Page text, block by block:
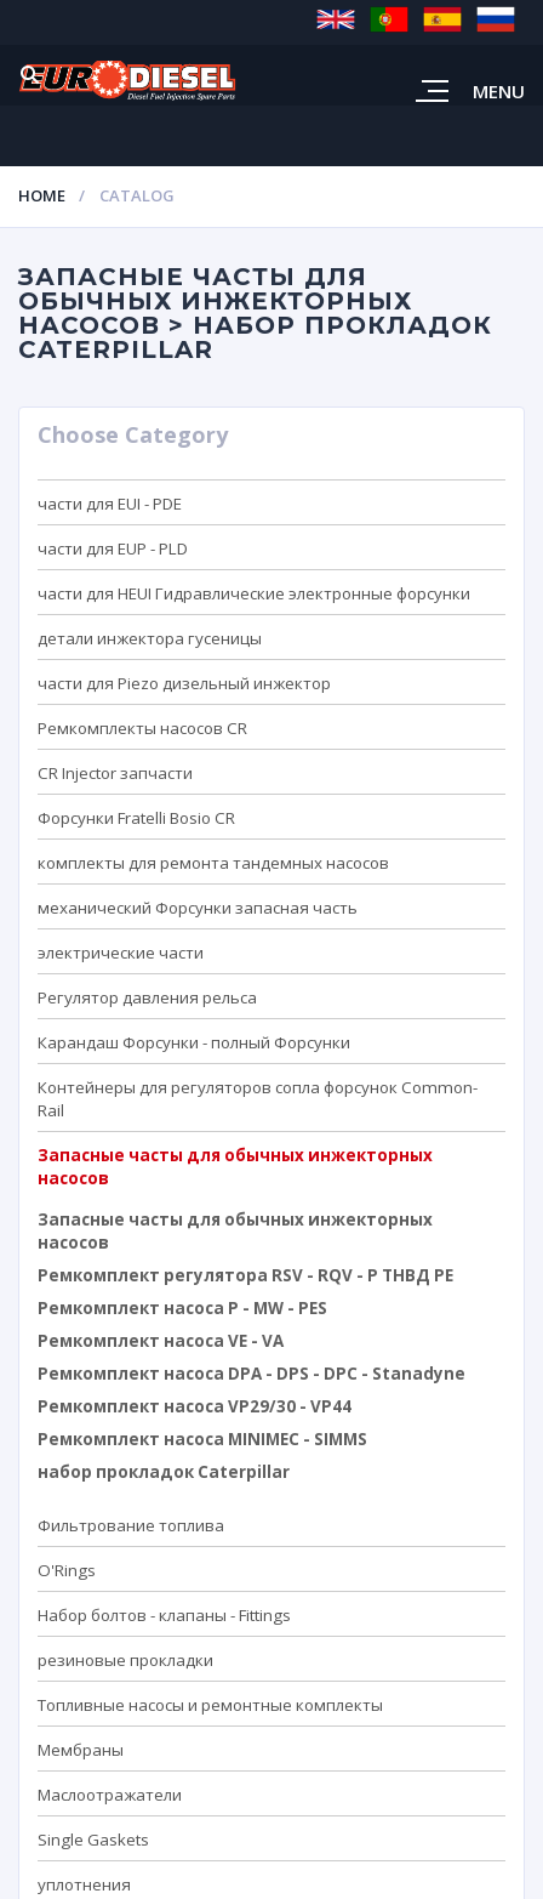
MENU
HOME CATALOG
ЗАПАСНЫЕ ЧАСТЫ ДЛЯ
ОБЫЧНЫХ ИНЖЕКТОРНЫХ
НАСОСОВ > НАБОР ПРОКЛАДОК
CATERPILLAR
Choose Category
части для EUI - PDE
части для EUP - PLD
части для HEUI Гидравлические электронные форсунки
детали инжектора гусеницы
части для Piezo дизельный инжектор
Ремкомплекты насосов CR
CR Injector запчасти
Форсунки Fratelli Bosio CR
комплекты для ремонта тандемных насосов
механический Форсунки запасная часть
электрические части
Регулятор давления рельса
Карандаш Форсунки - полный Форсунки
Контейнеры для регуляторов сопла форсунок Common-
Rail
Запасные часты для обычных инжекторных
насосов
Запасные часты для обычных инжекторных
насосов
Ремкомплект регулятора RSV - RQV - P ТНВД PE
Ремкомплект насоса P - MW - PES
Ремкомплект насоса VE - VA
Ремкомплект насоса DPA - DPS - DPC - Stanadyne
Ремкомплект насоса VP29/30 - VP44
Ремкомплект насоса MINIMEC - SIMMS
набор прокладок Caterpillar
Фильтрование топлива
O'Rings
Набор болтов - клапаны - Fittings
резиновые прокладки
Топливные насосы и ремонтные комплекты
Мембраны
Маслоотражатели
Single Gaskets
уплотнения